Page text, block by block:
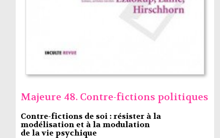
Majeure 48. Contre-fictions politiques
Contre-fictions de soi : résister à la
modélisation et à la modulation
de la vie psychique